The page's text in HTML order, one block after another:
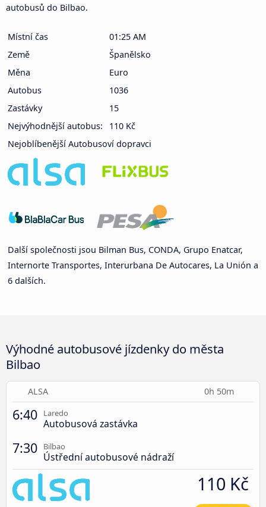
autobusů do Bilbao.
Místní čas
01:25 AM
Země
Španělsko
Měna
Euro
Autobus
1036
Zastávky
15
Nejvýhodnější autobus:
110 Kč
Nejoblíbenější Autobusoví dopravci
Další společnosti jsou Bilman Bus, CONDA, Grupo Enatcar,
Internorte Transportes, Interurbana De Autocares, La Unión a
6 dalších.
Výhodné autobusové jízdenky do města
Bilbao
ALSA 0h 50m
6:40 Laredo
Autobusová zastávka
7:30 Bilbao
Ústřední autobusové nádraží
110 Kč